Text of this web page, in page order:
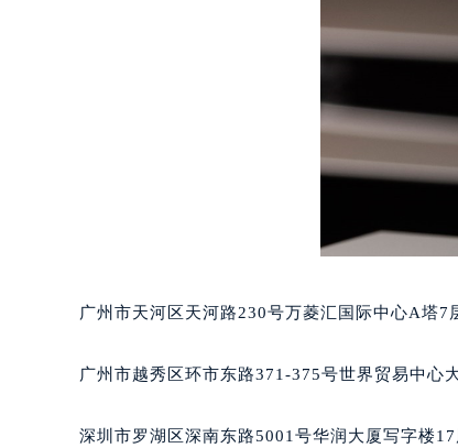
黑龙江省绥化市北林区新华街
黑龙江省伊春市伊美区通河路
吉林省白城市洮北区明仁南街
吉林省白山市浑江区浑江大街
吉林省吉林市船营区河南街积
吉林省辽源市龙山区人民大街
吉林省梅河口市新华街道梅河
吉林省四平市铁东区紫气大路
吉林省通化市东昌区环通乡江南
辽宁省鞍山市铁东区站前街积
辽宁省朝阳市双塔区新华路积家
广州市天河区天河路230号万菱汇国际中心A塔7
广州市越秀区环市东路371-375号世界贸易中心
深圳市罗湖区深南东路5001号华润大厦写字楼17